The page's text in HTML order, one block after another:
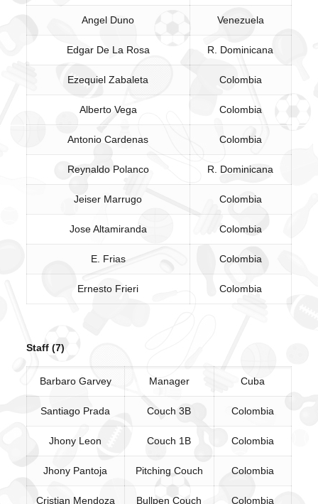
Angel Duno Venezuela
Edgar De La Rosa R. Dominicana
Ezequiel Zabaleta Colombia
Alberto Vega Colombia
Antonio Cardenas Colombia
Reynaldo Polanco R. Dominicana
Jeiser Marrugo Colombia
Jose Altamiranda Colombia
E. Frias Colombia
Ernesto Frieri Colombia
Staff (7)
Barbaro Garvey Manager Cuba
Santiago Prada Couch 3B Colombia
Jhony Leon Couch 1B Colombia
Jhony Pantoja Pitching Couch Colombia
Cristian Mendoza Bullpen Couch Colombia